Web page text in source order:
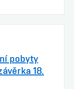
pobyty
18.